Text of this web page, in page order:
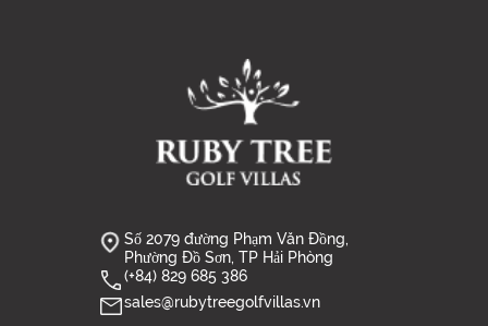
Số 2079 đường Phạm Văn Đồng,
Phường Đồ Sơn, TP Hải Phòng
(+84) 829 685 386
sales@rubytreegolfvillas.vn